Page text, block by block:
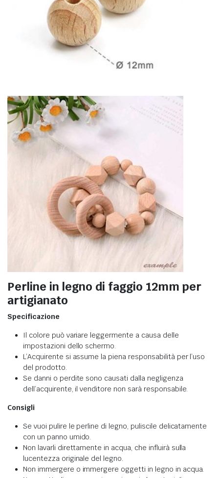
Perline in legno di faggio 12mm per
artigianato
Specificazione
Il colore può variare leggermente a causa delle
impostazioni dello schermo.
L’Acquirente si assume la piena responsabilità per l’uso
del prodotto.
Se danni o perdite sono causati dalla negligenza
dell’acquirente, il venditore non sarà responsabile.
Consigli
Se vuoi pulire le perline di legno, puliscile delicatamente
con un panno umido.
Non lavarli direttamente in acqua, che influirà sulla
lucentezza originale del legno.
Non immergere o immergere oggetti in legno in acqua.